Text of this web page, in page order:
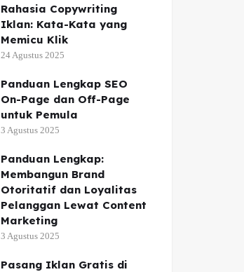
Rahasia Copywriting
Iklan: Kata-Kata yang
Memicu Klik
24 Agustus 2025
Panduan Lengkap SEO
On-Page dan Off-Page
untuk Pemula
3 Agustus 2025
Panduan Lengkap:
Membangun Brand
Otoritatif dan Loyalitas
Pelanggan Lewat Content
Marketing
3 Agustus 2025
Pasang Iklan Gratis di